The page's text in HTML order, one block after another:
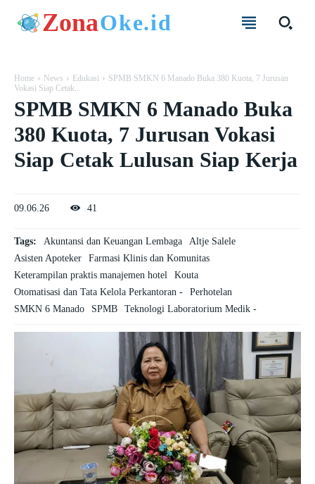
ZonaOke.id
Home News Edukasi
SPMB SMKN 6 Manado Buka 380 Kuota, 7 Jurusan
Vokasi Siap Cetak...
SPMB SMKN 6 Manado Buka
380 Kuota, 7 Jurusan Vokasi
Siap Cetak Lulusan Siap Kerja
09.06.26 41
Tags: Akuntansi dan Keuangan Lembaga
Altje Salele
Asisten Apoteker
Farmasi Klinis dan Komunitas
Keterampilan praktis manajemen hotel
Kouta
Otomatisasi dan Tata Kelola Perkantoran -
Perhotelan
SMKN 6 Manado
SPMB Teknologi Laboratorium Medik -